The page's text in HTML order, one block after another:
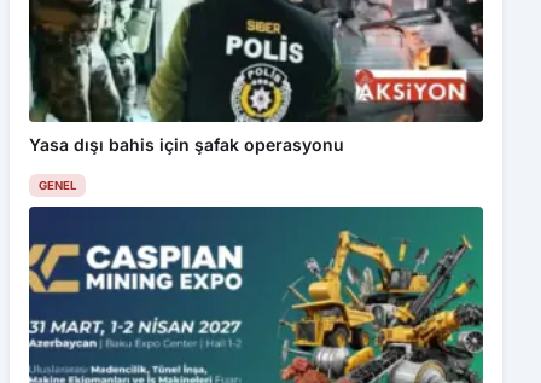
Yasa dışı bahis için şafak operasyonu
GENEL